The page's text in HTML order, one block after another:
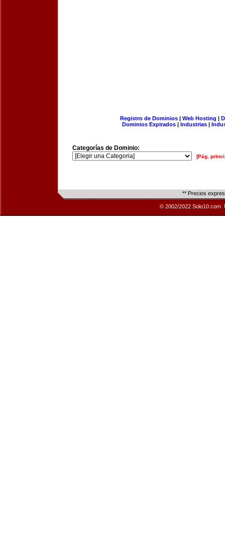
Registro de Dominios| Web Hosting |
Dominios Expirados | Industrias |
Categorías de Dominio:
[Pág.
** Precios
© 2002/2022 Solo10.com